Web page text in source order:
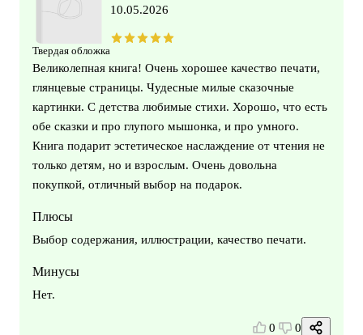
Твердая обложка
10.05.2026
Великолепная книга! Очень хорошее качество печати,
глянцевые страницы. Чудесные милые сказочные
картинки. С детства любимые стихи. Хорошо, что есть
обе сказки и про глупого мышонка, и про умного.
Книга подарит эстетическое наслаждение от чтения не
только детям, но и взрослым. Очень довольна
покупкой, отличный выбор на подарок.
Плюсы
Выбор содержания, иллюстрации, качество печати.
Минусы
Нет.
0 0